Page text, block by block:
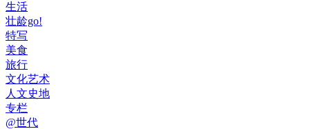
生活
壮龄go!
特写
美食
旅行
文化艺术
人文史地
专栏
@世代